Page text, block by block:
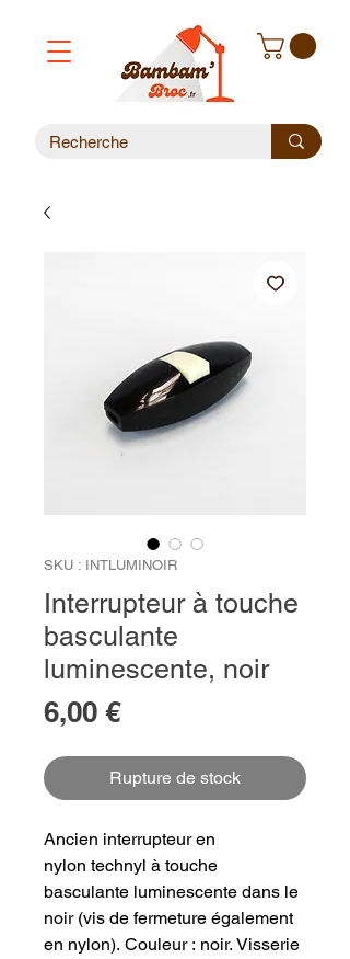
SKU : INTLUMINOIR
Interrupteur à touche
basculante
luminescente, noir
6,00 €Prix
Rupture de stock
Ancien interrupteur en
nylon technyl à touche
basculante luminescente dans le
noir (vis de fermeture également
en nylon). Couleur : noir. Visserie